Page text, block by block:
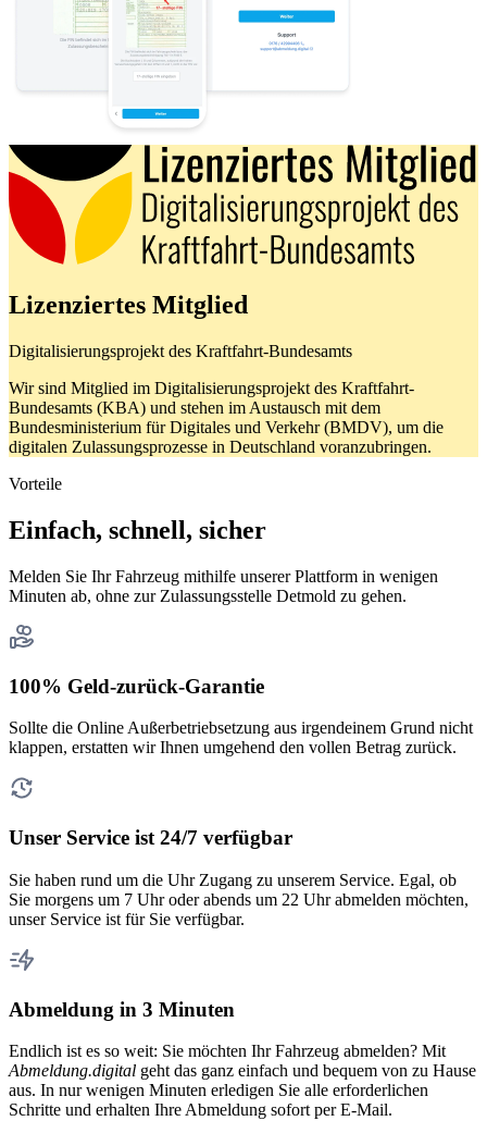
Lizenziertes Mitglied
Digitalisierungsprojekt des Kraftfahrt-Bundesamts
Wir sind Mitglied im Digitalisierungsprojekt des Kraftfahrt-
Bundesamts (KBA) und stehen im Austausch mit dem
Bundesministerium für Digitales und Verkehr (BMDV), um die
digitalen Zulassungsprozesse in Deutschland voranzubringen.
Vorteile
Einfach, schnell, sicher
Melden Sie Ihr Fahrzeug mithilfe unserer Plattform in wenigen
Minuten ab, ohne zur Zulassungsstelle Detmold zu gehen.
100% Geld-zurück-Garantie
Sollte die Online Außerbetriebsetzung aus irgendeinem Grund nicht
klappen, erstatten wir Ihnen umgehend den vollen Betrag zurück.
Unser Service ist 24/7 verfügbar
Sie haben rund um die Uhr Zugang zu unserem Service. Egal, ob
Sie morgens um 7 Uhr oder abends um 22 Uhr abmelden möchten,
unser Service ist für Sie verfügbar.
Abmeldung in 3 Minuten
Endlich ist es so weit: Sie möchten Ihr Fahrzeug abmelden? Mit
Abmeldung.digital geht das ganz einfach und bequem von zu Hause
aus. In nur wenigen Minuten erledigen Sie alle erforderlichen
Schritte und erhalten Ihre Abmeldung sofort per E-Mail.